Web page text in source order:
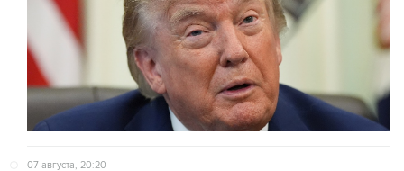
07 августа, 20:20
дополнительных антироссийских санкциях